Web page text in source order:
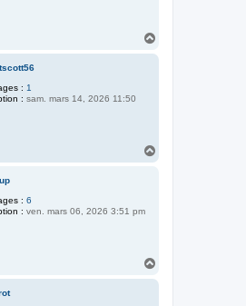
: 1
: sam. mars 14, 2026 11:50
: 6
: ven. mars 06, 2026 3:51 pm